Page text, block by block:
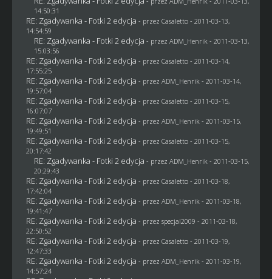
14:50:31
RE: Zgadywanka - Fotki 2 edycja - przez Casaletto- 2011-03-13,
14:54:59
RE: Zgadywanka - Fotki 2 edycja - przez ADM_Henrik - 2011-03-13,
15:03:56
RE: Zgadywanka - Fotki 2 edycja - przez Casaletto- 2011-03-14,
17:55:25
RE: Zgadywanka - Fotki 2 edycja - przez ADM_Henrik - 2011-03-14,
19:57:04
RE: Zgadywanka - Fotki 2 edycja - przez Casaletto- 2011-03-15,
16:07:07
RE: Zgadywanka - Fotki 2 edycja - przez ADM_Henrik - 2011-03-15,
19:49:51
RE: Zgadywanka - Fotki 2 edycja - przez Casaletto- 2011-03-15,
20:17:42
RE: Zgadywanka - Fotki 2 edycja - przez ADM_Henrik - 2011-03-15,
20:29:43
RE: Zgadywanka - Fotki 2 edycja - przez Casaletto- 2011-03-18,
17:42:04
RE: Zgadywanka - Fotki 2 edycja - przez ADM_Henrik - 2011-03-18,
19:41:47
RE: Zgadywanka - Fotki 2 edycja - przez specjal2009 - 2011-03-18,
22:50:52
RE: Zgadywanka - Fotki 2 edycja - przez Casaletto- 2011-03-19,
12:47:33
RE: Zgadywanka - Fotki 2 edycja - przez ADM_Henrik - 2011-03-19,
14:57:24